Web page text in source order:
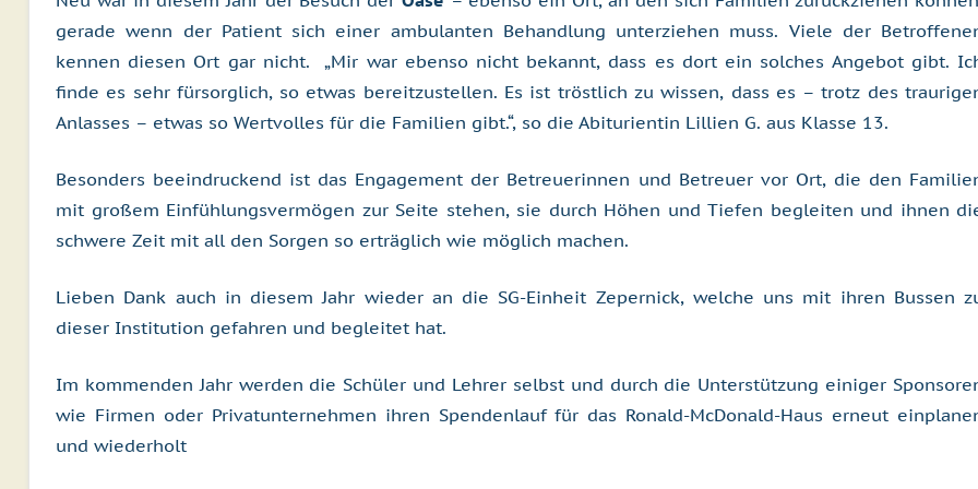
gerade wenn der Patient sich einer ambulanten Behandlung unterziehen muss. Viele der
kennen diesen Ort gar nicht. „Mir war ebenso nicht bekannt, dass es dort ein solches Angebot gibt.
finde es sehr fürsorglich, so etwas bereitzustellen. Es ist tröstlich zu wissen, dass es – trotz des
Anlasses – etwas so Wertvolles für die Familien gibt.“, so die Abiturientin Lillien G. aus Klasse 13.
Besonders beeindruckend ist das Engagement der Betreuerinnen und Betreuer vor Ort, die den
mit großem Einfühlungsvermögen zur Seite stehen, sie durch Höhen und Tiefen begleiten und ihnen
schwere Zeit mit all den Sorgen so erträglich wie möglich machen.
Lieben Dank auch in diesem Jahr wieder an die SG-Einheit Zepernick, welche uns mit ihren Bussen
dieser Institution gefahren und begleitet hat.
Im kommenden Jahr werden die Schüler und Lehrer selbst und durch die Unterstützung einiger
wie Firmen oder Privatunternehmen ihren Spendenlauf für das Ronald-McDonald-Haus erneut
und wiederholt